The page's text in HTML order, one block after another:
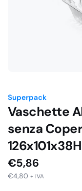
Superpack
Vaschette
senza
€5,86
€4,80 + IVA